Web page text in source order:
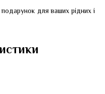
для ваших рідних і